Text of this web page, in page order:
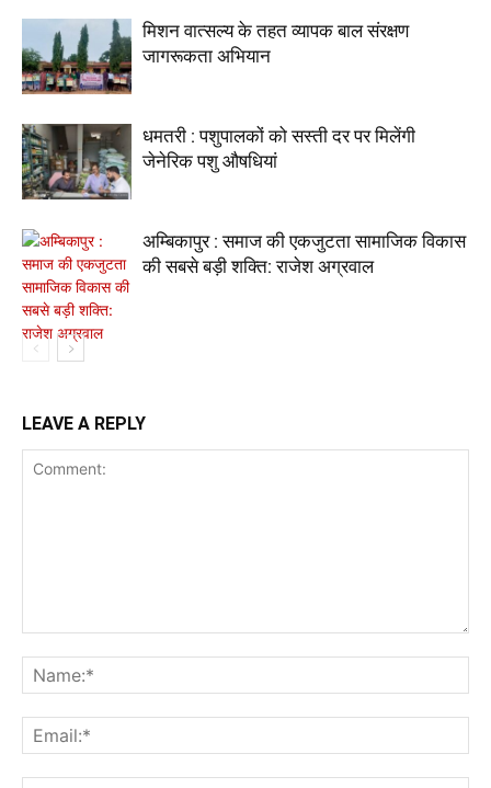
मिशन वात्सल्य के तहत व्यापक बाल संरक्षण
जागरूकता अभियान
धमतरी : पशुपालकों को सस्ती दर पर मिलेंगी
जेनेरिक पशु औषधियां
अम्बिकापुर : समाज की एकजुटता सामाजिक विकास
की सबसे बड़ी शक्ति: राजेश अग्रवाल
LEAVE A REPLY